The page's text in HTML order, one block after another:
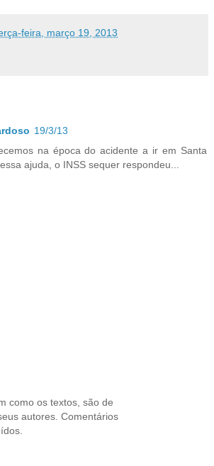
feira, março 19, 2013
19/3/13
na época do acidente a ir em Santa
ajuda, o INSS sequer respondeu...
como os textos, são de
autores. Comentários